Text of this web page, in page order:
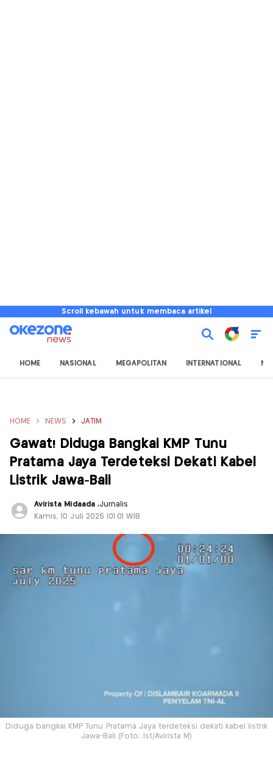
Scroll kebawah untuk membaca artikel
HOME NASIONAL MEGAPOLITAN INTERNATIONAL
HOME NEWS JATIM
Gawat! Diduga Bangkai KMP Tunu
Pratama Jaya Terdeteksi Dekati Kabel
Listrik Jawa-Bali
Avirista Midaada ,Jurnalis
Kamis, 10 Juli 2025 |01:01 WIB
Diduga bangkai KMP Tunu Pratama Jaya terdeteksi dekati kabel listrik
Jawa-Bali (Foto: Ist/Avirista M)